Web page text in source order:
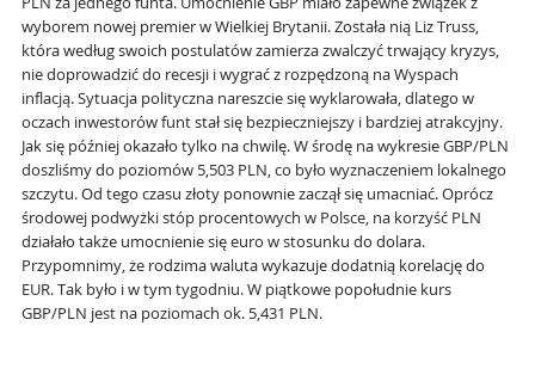
wyborem nowej premier w Wielkiej Brytanii. Została nią Liz Truss,
która według swoich postulatów zamierza zwalczyć trwający kryzys,
nie doprowadzić do recesji i wygrać z rozpędzoną na Wyspach
inflacją. Sytuacja polityczna nareszcie się wyklarowała, dlatego w
oczach inwestorów funt stał się bezpieczniejszy i bardziej atrakcyjny.
Jak się później okazało tylko na chwilę. W środę na wykresie GBP/PLN
doszliśmy do poziomów 5,503 PLN, co było wyznaczeniem lokalnego
szczytu. Od tego czasu złoty ponownie zaczął się umacniać. Oprócz
środowej podwyżki stóp procentowych w Polsce, na korzyść PLN
działało także umocnienie się euro w stosunku do dolara.
Przypomnimy, że rodzima waluta wykazuje dodatnią korelację do
EUR. Tak było i w tym tygodniu. W piątkowe popołudnie kurs
GBP/PLN jest na poziomach ok. 5,431 PLN.